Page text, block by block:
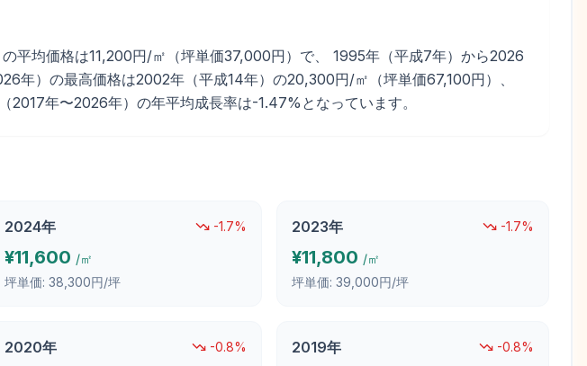
平均価格は11,200円/㎡（坪単価37,000円）で、 1995年（平成7年）から2026
年）の最高価格は2002年（平成14年）の20,300円/㎡（坪単価67,100円）、
年〜2026年）の年平均成長率は-1.47%となっています。
2024年 -1.7%
¥11,600 /㎡
坪単価: 38,300円/坪
2023年 -1.7%
¥11,800 /㎡
坪単価: 39,000円/坪
2020年 -0.8% 2019年 -0.8%